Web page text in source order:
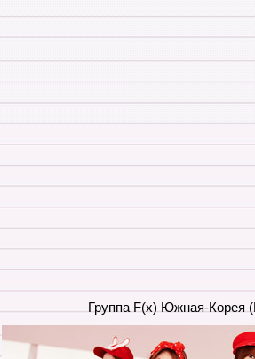
Группа F(x) Южная-Корея